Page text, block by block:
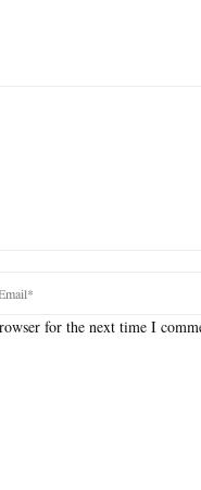
for the next time I